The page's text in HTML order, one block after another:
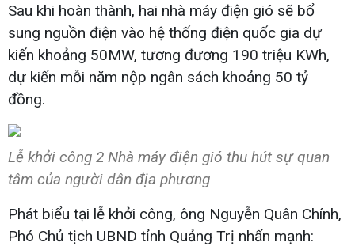
Sau khi hoàn thành, hai nhà máy điện gió sẽ bổ
sung nguồn điện vào hệ thống điện quốc gia dự
kiến khoảng 50MW, tương đương 190 triệu KWh,
dự kiến mỗi năm nộp ngân sách khoảng 50 tỷ
đồng.
Lễ khởi công 2 Nhà máy điện gió thu hút sự quan
tâm của người dân địa phương
Phát biểu tại lễ khởi công, ông Nguyễn Quân Chính,
Phó Chủ tịch UBND tỉnh Quảng Trị nhấn mạnh: